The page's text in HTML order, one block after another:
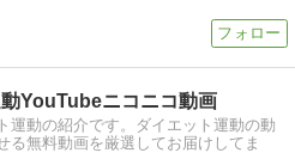
YouTubeニコニコ動画
運動の紹介です。ダイエット運動の動
る無料動画を厳選してお届けしてま